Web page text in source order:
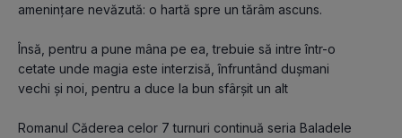
amenințare nevăzută: o hartă spre un tărâm ascuns.
Însă, pentru a pune mâna pe ea, trebuie să intre într-o
cetate unde magia este interzisă, înfruntând dușmani
vechi și noi, pentru a duce la bun sfârșit un alt
Romanul Căderea celor 7 turnuri continuă seria Baladele